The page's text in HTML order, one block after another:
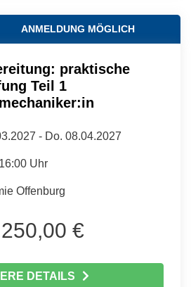
ANMELDUNG MÖGLICH
praktische
Teil 1
- Do. 08.04.2027
Uhr
Offenburg
€
DETAILS